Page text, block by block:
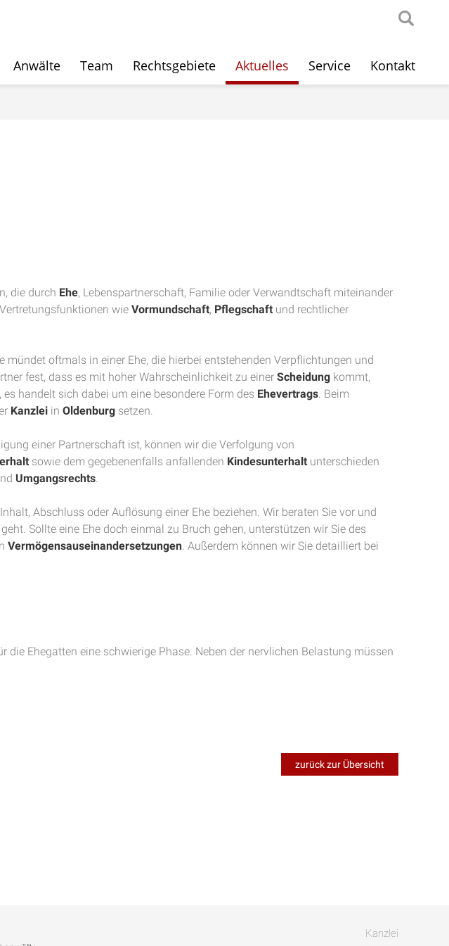
Anwälte Team Rechtsgebiete Aktuelles Service Kontakt
die durch Ehe, Lebenspartnerschaft, Familie oder Verwandtschaft miteinander
wie Vormundschaft, Pflegschaft und rechtlicher
mündet oftmals in einer Ehe, die hierbei entstehenden Verpflichtungen und
fest, dass es mit hoher Wahrscheinlichkeit zu einer Scheidung kommt,
es handelt sich dabei um eine besondere Form des Ehevertrags. Beim
Kanzlei in Oldenburg setzen.
einer Partnerschaft ist, können wir die Verfolgung von
sowie dem gegebenenfalls anfallenden Kindesunterhalt unterschieden
Umgangsrechts.
Abschluss oder Auflösung einer Ehe beziehen. Wir beraten Sie vor und
geht. Sollte eine Ehe doch einmal zu Bruch gehen, unterstützen wir Sie des
Vermögensauseinandersetzungen. Außerdem können wir Sie detailliert bei
Ehegatten eine schwierige Phase. Neben der nervlichen Belastung müssen
zurück zur Übersicht
Kanzlei